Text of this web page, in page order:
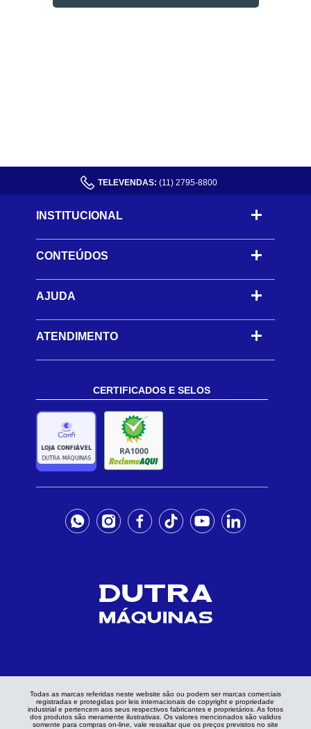
TELEVENDAS: (11) 2795-8800
INSTITUCIONAL
CONTEÚDOS -
AJUDA -
ATENDIMENTO
CERTIFICADOS E SELOS
Todas as marcas referidas neste website são ou podem ser marcas comerciais
registradas e protegidas por leis internacionais de copyright e propriedade
industrial e pertencem aos seus respectivos fabricantes e proprietários. As fotos
dos produtos são meramente ilustrativas. Os valores mencionados são validos
somente para compras on-line, vale ressaltar que os preços previstos no site